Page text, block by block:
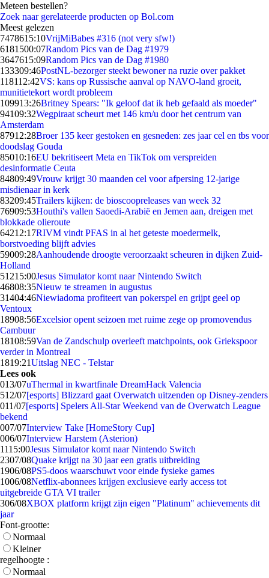
Meteen bestellen?
Zoek naar gerelateerde producten op Bol.com
Meest gelezen
7478615:10VrijMiBabes #316 (not very sfw!)
6181500:07Random Pics van de Dag #1979
3647615:09Random Pics van de Dag #1980
133309:46PostNL-bezorger steekt bewoner na ruzie over pakket
118112:42VS: kans op Russische aanval op NAVO-land groeit,
munitietekort wordt probleem
109913:26Britney Spears: "Ik geloof dat ik heb gefaald als moeder"
94109:32Wegpiraat scheurt met 146 km/u door het centrum van
Amsterdam
87912:28Broer 135 keer gestoken en gesneden: zes jaar cel en tbs voor
doodslag Gouda
85010:16EU bekritiseert Meta en TikTok om verspreiden
desinformatie Ceuta
84809:49Vrouw krijgt 30 maanden cel voor afpersing 12-jarige
misdienaar in kerk
83209:45Trailers kijken: de bioscoopreleases van week 32
76909:53Houthi's vallen Saoedi-Arabië en Jemen aan, dreigen met
blokkade olieroute
64212:17RIVM vindt PFAS in al het geteste moedermelk,
borstvoeding blijft advies
59009:28Aanhoudende droogte veroorzaakt scheuren in dijken Zuid-
Holland
51215:00Jesus Simulator komt naar Nintendo Switch
46808:35Nieuw te streamen in augustus
31404:46Niewiadoma profiteert van pokerspel en grijpt geel op
Ventoux
18908:56Excelsior opent seizoen met ruime zege op promovendus
Cambuur
18108:59Van de Zandschulp overleeft matchpoints, ook Griekspoor
verder in Montreal
1819:21Uitslag NEC - Telstar
Lees ook
013/07uThermal in kwartfinale DreamHack Valencia
512/07[esports] Blizzard gaat Overwatch uitzenden op Disney-zenders
011/07[esports] Spelers All-Star Weekend van de Overwatch League
bekend
007/07Interview Take [HomeStory Cup]
006/07Interview Harstem (Asterion)
1115:00Jesus Simulator komt naar Nintendo Switch
2307/08Quake krijgt na 30 jaar een gratis uitbreiding
1906/08PS5-doos waarschuwt voor einde fysieke games
1006/08Netflix-abonnees krijgen exclusieve early access tot
uitgebreide GTA VI trailer
306/08XBOX platform krijgt zijn eigen "Platinum" achievements dit
jaar
Font-grootte:
Normaal
Kleiner
regelhoogte :
Normaal